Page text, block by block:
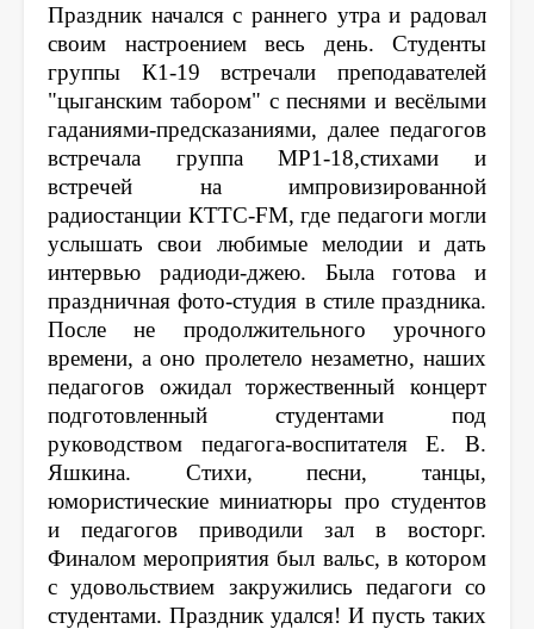
Праздник начался с раннего утра и радовал
своим настроением весь день. Студенты
группы К1-19 встречали преподавателей
"цыганским табором" с песнями и весёлыми
гаданиями-предсказаниями, далее педагогов
встречала группа МР1-18,стихами и
встречей на импровизированной
радиостанции КТТС-FM, где педагоги могли
услышать свои любимые мелодии и дать
интервью радиоди-джею. Была готова и
праздничная фото-студия в стиле праздника.
После не продолжительного урочного
времени, а оно пролетело незаметно, наших
педагогов ожидал торжественный концерт
подготовленный студентами под
руководством педагога-воспитателя Е. В.
Яшкина. Стихи, песни, танцы,
юмористические миниатюры про студентов
и педагогов приводили зал в восторг.
Финалом мероприятия был вальс, в котором
с удовольствием закружились педагоги со
студентами. Праздник удался! И пусть таких